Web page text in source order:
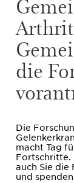
die
Die
macht Tag
Fortschritte.
auch Sie die
und spenden